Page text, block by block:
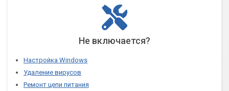
Не включается?
Настройка Windows
Удаление вирусов
Ремонт цепи питания